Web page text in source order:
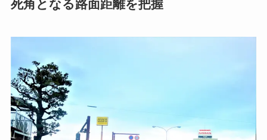
死角となる路面距離を把握